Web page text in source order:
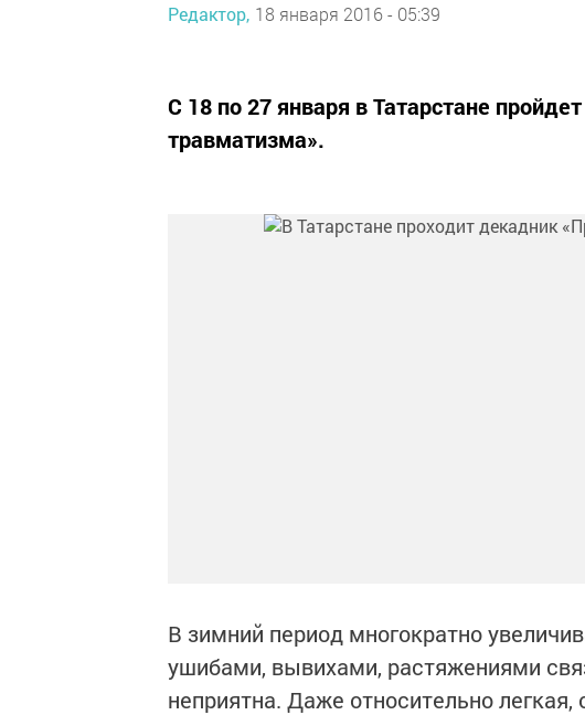
Редактор, 18 января 2016 - 05:39
С 18 по 27 января в Татарстане
травматизма».
В зимний период многократно
ушибами, вывихами, растяжениями
неприятна. Даже относительно легкая,